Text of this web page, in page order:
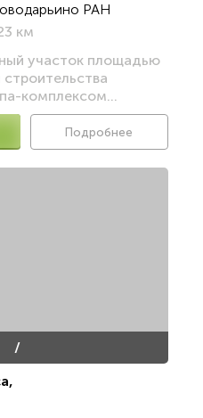
РАН
км
участок площадью
комплексом...
Подробнее
/
,